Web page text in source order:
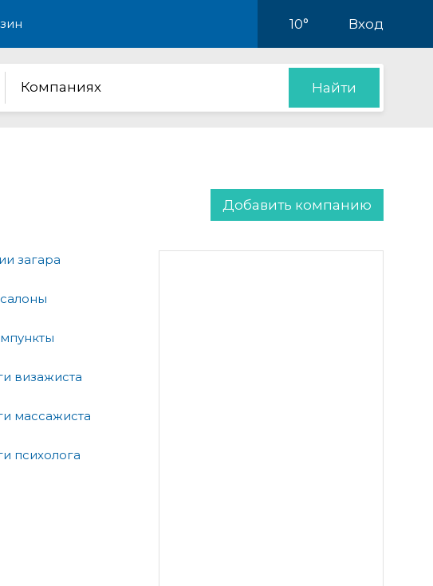
10° Вход
Компаниях Найти
Добавить компанию
загара
визажиста
массажиста
психолога